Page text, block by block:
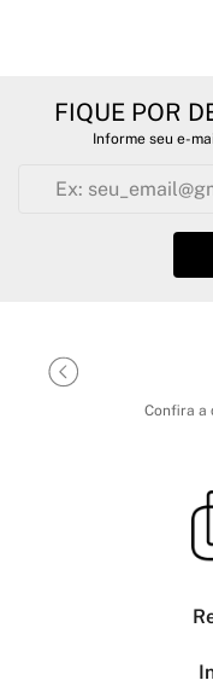
FIQUE POR
Informe seu e-
Confira a